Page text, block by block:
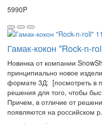
5990P
Гамак-кокон "Rock-n-
Новинка от компании
принципиально новое
формате 3Д: [посмотреть в
решения для того, чтобы
Причем, в отличие от
появляются на российском